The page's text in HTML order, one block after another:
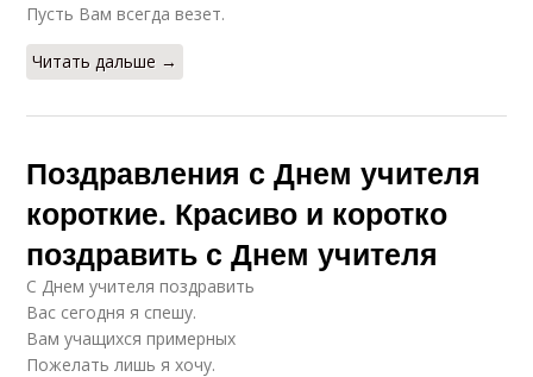
Пусть Вам всегда везет.
Читать дальше →
Поздравления с Днем учителя
короткие. Красиво и коротко
поздравить с Днем учителя
С Днем учителя поздравить
Вас сегодня я спешу.
Вам учащихся примерных
Пожелать лишь я хочу.